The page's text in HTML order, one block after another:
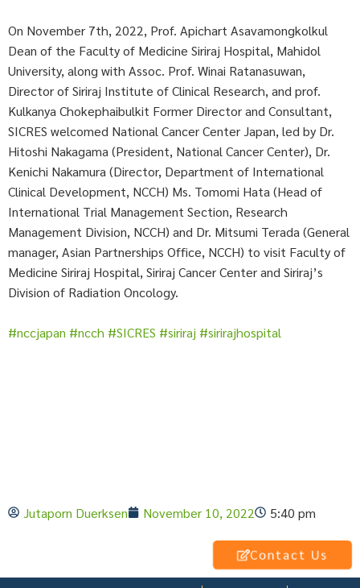
On November 7th, 2022, Prof. Apichart Asavamongkolkul
Dean of the Faculty of Medicine Siriraj Hospital, Mahidol
University, along with Assoc. Prof. Winai Ratanasuwan,
Director of Siriraj Institute of Clinical Research, and prof.
Kulkanya Chokephaibulkit Former Director and Consultant,
SICRES welcomed National Cancer Center Japan, led by Dr.
Hitoshi Nakagama (President, National Cancer Center), Dr.
Kenichi Nakamura (Director, Department of International
Clinical Development, NCCH) Ms. Tomomi Hata (Head of
International Trial Management Section, Research
Management Division, NCCH) and Dr. Mitsumi Terada (General
manager, Asian Partnerships Office, NCCH) to visit Faculty of
Medicine Siriraj Hospital, Siriraj Cancer Center and Siriraj’s
Division of Radiation Oncology.
#nccjapan #ncch #SICRES #siriraj #sirirajhospital
Jutaporn Duerksen November 10, 2022 5:40 pm
Contact Us